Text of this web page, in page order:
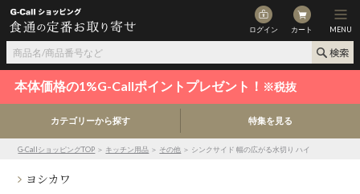
ログイン カート MENU
本体価格の1%G-Callポイントプレゼント！ ※税抜
カテゴリーから探す 特集を見る
G-CallショッピングTOP ＞ キッチン用品 ＞ その他 ＞ シンクサイド 幅の広がる水切り ハイ
ヨシカワ